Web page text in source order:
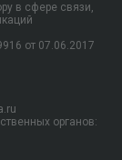
в сфере связи,
от 07.06.2017
органов: